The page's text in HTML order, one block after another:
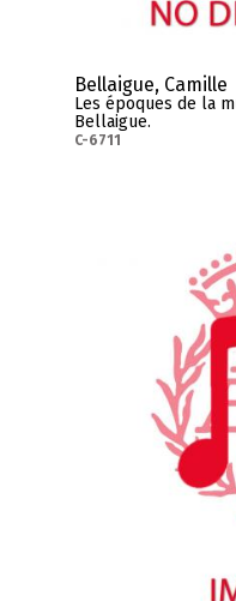
Bellaigue, Camille
Les époques de la
Bellaigue.
C-6711